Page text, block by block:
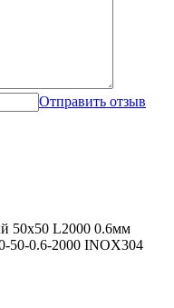
Отправить отзыв
50х50 L2000 0.6мм
0.6-2000 INOX304